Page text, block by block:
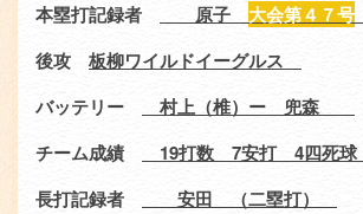
本塁打記録者
原子 大会第４７号
後攻 板柳ワイルドイーグルス
バッテリー
村上（椎）ー 兜森
チーム成績
19打数 7安打 4四死球
長打記録者
安田 （二塁打）